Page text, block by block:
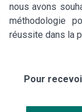
nous avons
méthodologie
réussite dans la
Pour